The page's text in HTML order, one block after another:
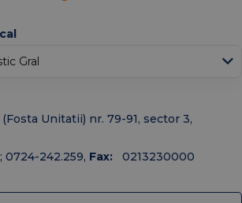
Unitatii) nr. 79-91, sector 3,
0724-242.259, Fax: 0213230000
2024 2023 2022 2021